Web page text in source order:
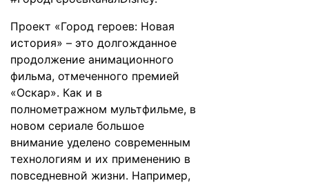
Проект «Город героев: Новая
история» – это долгожданное
продолжение анимационного
фильма, отмеченного премией
«Оскар». Как и в
полнометражном мультфильме, в
новом сериале большое
внимание уделено современным
технологиям и их применению в
повседневной жизни. Например,